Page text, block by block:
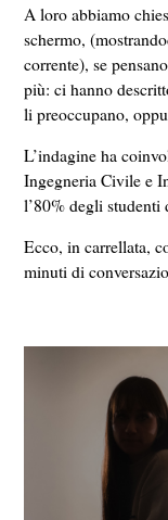
A loro abbiamo
schermo,
corrente), se
più: ci hanno
li preoccupano,
L’indagine ha
Ingegneria Civile e
l’80% degli studenti
Ecco, in carrellata,
minuti di